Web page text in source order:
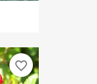
favorite_border